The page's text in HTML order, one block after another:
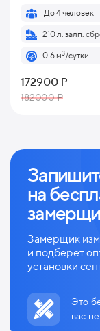
До 4 человек
210 л. залп.
0.6 м3/сутки
172900 ₽
182000 ₽
на
Замерщик
и подберёт
установки
Это
вас